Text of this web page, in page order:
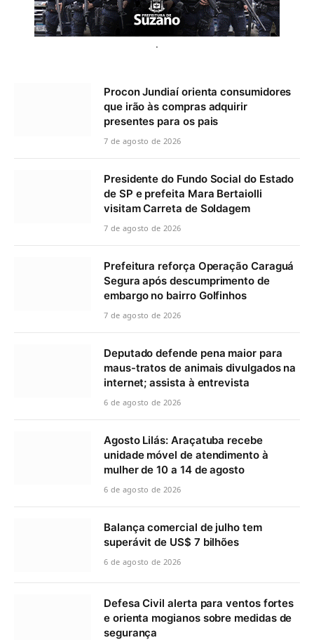
.
Procon Jundiaí orienta consumidores
que irão às compras adquirir
presentes para os pais
7 de agosto de 2026
Presidente do Fundo Social do Estado
de SP e prefeita Mara Bertaiolli
visitam Carreta de Soldagem
7 de agosto de 2026
Prefeitura reforça Operação Caraguá
Segura após descumprimento de
embargo no bairro Golfinhos
7 de agosto de 2026
Deputado defende pena maior para
maus-tratos de animais divulgados na
internet; assista à entrevista
6 de agosto de 2026
Agosto Lilás: Araçatuba recebe
unidade móvel de atendimento à
mulher de 10 a 14 de agosto
6 de agosto de 2026
Balança comercial de julho tem
superávit de US$ 7 bilhões
6 de agosto de 2026
Defesa Civil alerta para ventos fortes
e orienta mogianos sobre medidas de
segurança